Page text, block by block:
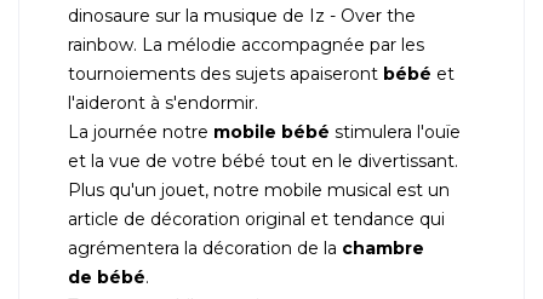
dinosaure sur la musique de Iz - Over the
rainbow. La mélodie accompagnée par les
tournoiements des sujets apaiseront bébé et
l'aideront à s'endormir.
La journée notre mobile bébé stimulera l'ouïe
et la vue de votre bébé tout en le divertissant.
Plus qu'un jouet, notre mobile musical est un
article de décoration original et tendance qui
agrémentera la décoration de la chambre
de bébé.